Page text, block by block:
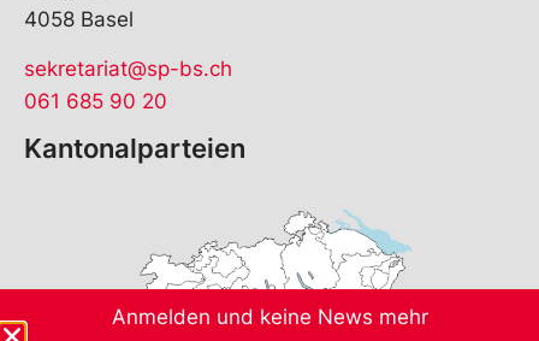
4058 Basel
sekretariat@sp-bs.ch
061 685 90 20
Kantonalparteien
Anmelden und keine News mehr